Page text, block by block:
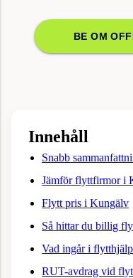
BE OM
Innehåll
Snabb
Jämför flyttfirmor i
Flytt pris i Kungälv
Så hittar du billig
Vad ingår i
RUT-avdrag vid